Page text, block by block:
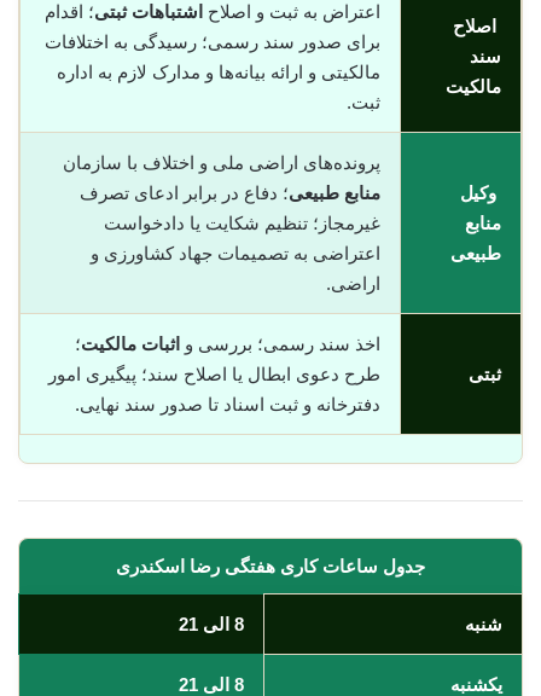
اصلاح
سند
مالکیت
اعتراض به ثبت و اصلاح اشتباهات ثبتی؛ اقدام
برای صدور سند رسمی؛ رسیدگی به اختلافات
مالکیتی و ارائه بیانه‌ها و مدارک لازم به اداره
ثبت.
وکیل
منابع
طبیعی
پرونده‌های اراضی ملی و اختلاف با سازمان
منابع طبیعی؛ دفاع در برابر ادعای تصرف
غیرمجاز؛ تنظیم شکایت یا دادخواست
اعتراضی به تصمیمات جهاد کشاورزی و
اراضی.
ثبتی
اخذ سند رسمی؛ بررسی و اثبات مالکیت؛
طرح دعوی ابطال یا اصلاح سند؛ پیگیری امور
دفترخانه و ثبت اسناد تا صدور سند نهایی.
جدول ساعات کاری هفتگی رضا اسکندری
شنبه 8 الی 21
یکشنبه 8 الی 21